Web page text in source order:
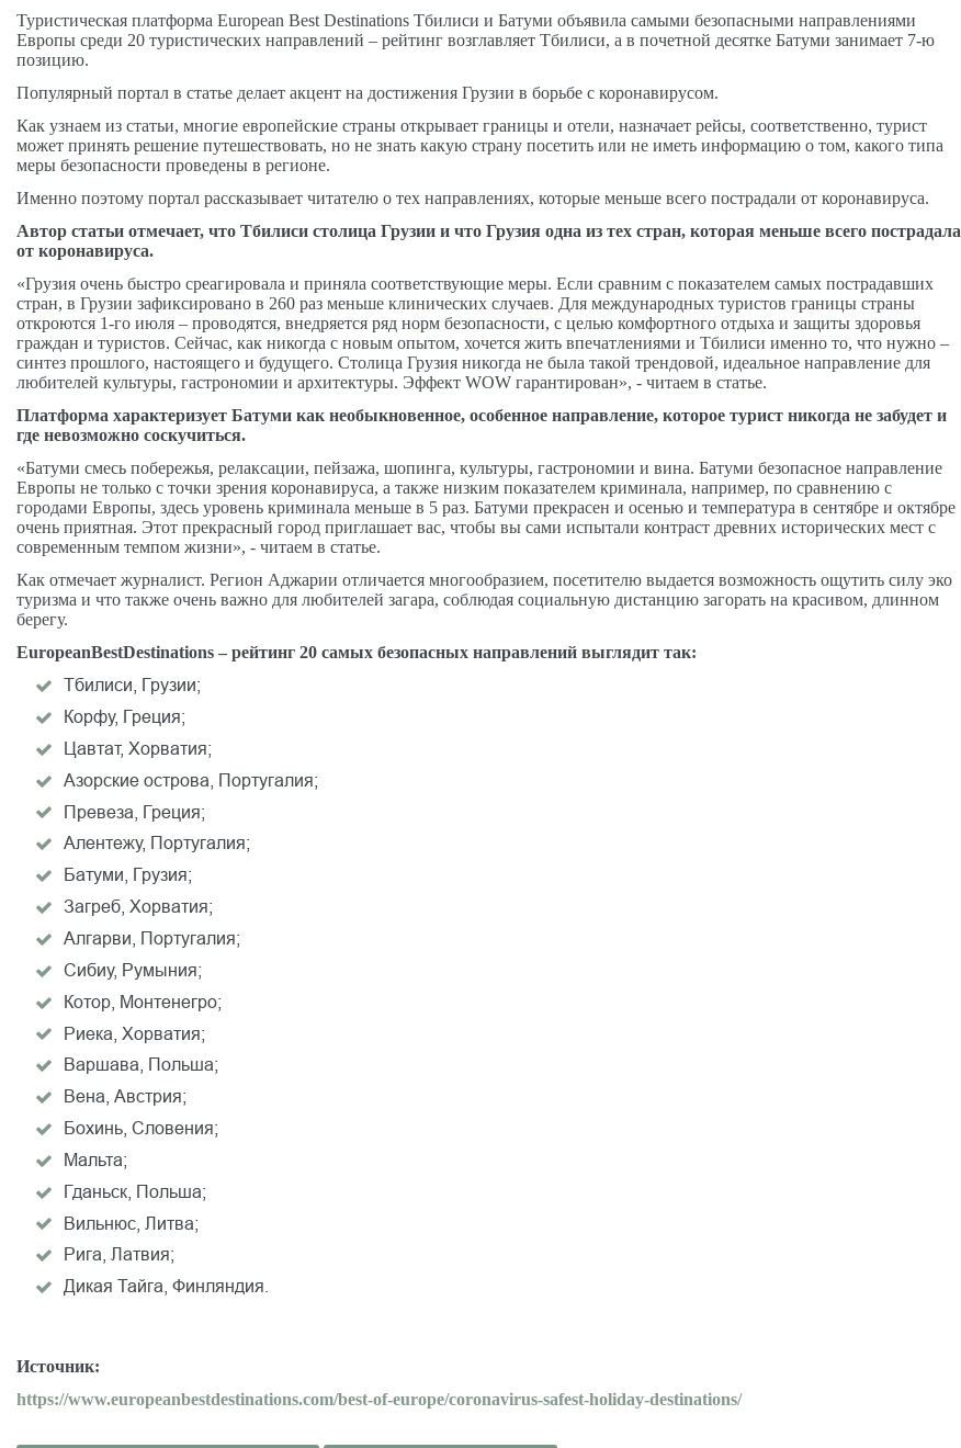
Туристическая платформа European Best Destinations Тбилиси и Батуми объявила самыми безопасными направлениями
Европы среди 20 туристических направлений – рейтинг возглавляет Тбилиси, а в почетной десятке Батуми занимает 7-ю
позицию.
Популярный портал в статье делает акцент на достижения Грузии в борьбе с коронавирусом.
Как узнаем из статьи, многие европейские страны открывает границы и отели, назначает рейсы, соответственно, турист
может принять решение путешествовать, но не знать какую страну посетить или не иметь информацию о том, какого типа
меры безопасности проведены в регионе.
Именно поэтому портал рассказывает читателю о тех направлениях, которые меньше всего пострадали от коронавируса.
Автор статьи отмечает, что Тбилиси столица Грузии и что Грузия одна из тех стран, которая меньше всего пострадала
от коронавируса.
«Грузия очень быстро среагировала и приняла соответствующие меры. Если сравним с показателем самых пострадавших
стран, в Грузии зафиксировано в 260 раз меньше клинических случаев. Для международных туристов границы страны
откроются 1-го июля – проводятся, внедряется ряд норм безопасности, с целью комфортного отдыха и защиты здоровья
граждан и туристов. Сейчас, как никогда с новым опытом, хочется жить впечатлениями и Тбилиси именно то, что нужно –
синтез прошлого, настоящего и будущего. Столица Грузия никогда не была такой трендовой, идеальное направление для
любителей культуры, гастрономии и архитектуры. Эффект WOW гарантирован», - читаем в статье.
Платформа характеризует Батуми как необыкновенное, особенное направление, которое турист никогда не забудет и
где невозможно соскучиться.
«Батуми смесь побережья, релаксации, пейзажа, шопинга, культуры, гастрономии и вина. Батуми безопасное направление
Европы не только с точки зрения коронавируса, а также низким показателем криминала, например, по сравнению с
городами Европы, здесь уровень криминала меньше в 5 раз. Батуми прекрасен и осенью и температура в сентябре и октябре
очень приятная. Этот прекрасный город приглашает вас, чтобы вы сами испытали контраст древних исторических мест с
современным темпом жизни», - читаем в статье.
Как отмечает журналист. Регион Аджарии отличается многообразием, посетителю выдается возможность ощутить силу эко
туризма и что также очень важно для любителей загара, соблюдая социальную дистанцию загорать на красивом, длинном
берегу.
EuropeanBestDestinations – рейтинг 20 самых безопасных направлений выглядит так:
Тбилиси, Грузии;
Корфу, Греция;
Цавтат, Хорватия;
Азорские острова, Португалия;
Превеза, Греция;
Алентежу, Португалия;
Батуми, Грузия;
Загреб, Хорватия;
Алгарви, Португалия;
Сибиу, Румыния;
Котор, Монтенегро;
Риека, Хорватия;
Варшава, Польша;
Вена, Австрия;
Бохинь, Словения;
Мальта;
Гданьск, Польша;
Вильнюс, Литва;
Рига, Латвия;
Дикая Тайга, Финляндия.
Источник:
https://www.europeanbestdestinations.com/best-of-europe/coronavirus-safest-holiday-destinations/